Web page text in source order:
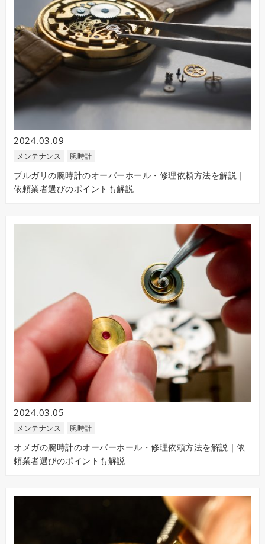
2024.03.09
メンテナンス 腕時計
ブルガリの腕時計のオーバーホール・修理依頼方法を解説｜
依頼業者選びのポイントも解説
2024.03.05
メンテナンス 腕時計
オメガの腕時計のオーバーホール・修理依頼方法を解説｜依
頼業者選びのポイントも解説